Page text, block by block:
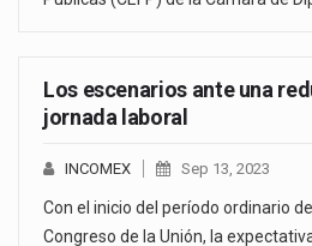
Los escenarios ante una
jornada laboral
INCOMEX Sep 13, 2023
Con el inicio del período ordinario
Congreso de la Unión, la